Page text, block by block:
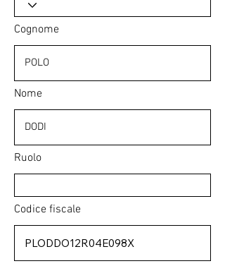
Cognome
Nome
Ruolo
Codice fiscale